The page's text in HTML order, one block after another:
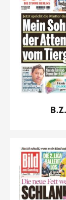
B.Z.